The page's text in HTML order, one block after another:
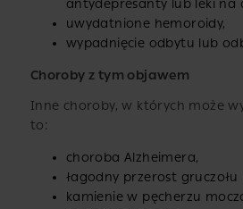
antydepresanty lub leki na
uwydatnione hemoroidy,
wypadnięcie odbytu lub
Choroby z tym objawem
Inne choroby, w których może
to:
choroba Alzheimera,
łagodny przerost gruczołu
kamienie w pęcherzu